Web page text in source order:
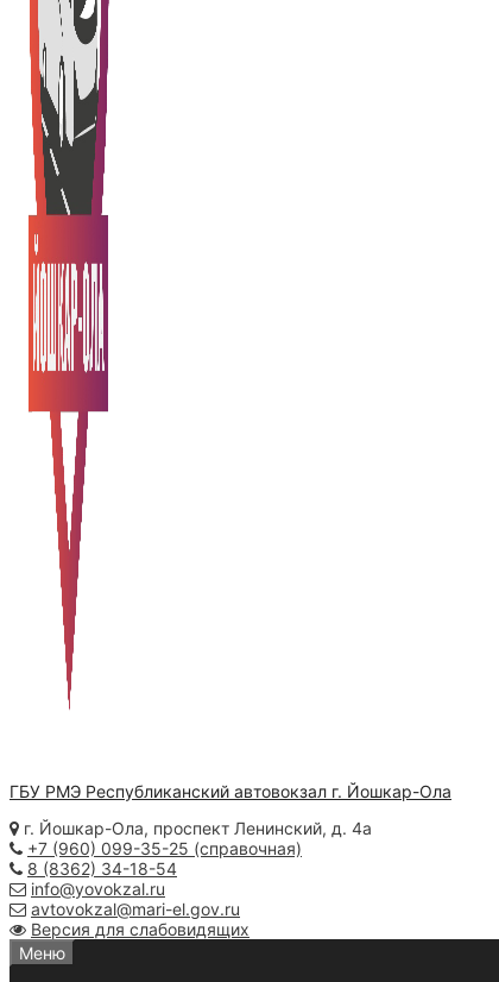
ГБУ РМЭ Республиканский автовокзал г. Йошкар-Ола
г. Йошкар-Ола, проспект Ленинский, д. 4а
+7 (960) 099-35-25 (справочная)
8 (8362) 34-18-54
info@yovokzal.ru
avtovokzal@mari-el.gov.ru
Версия для слабовидящих
Меню